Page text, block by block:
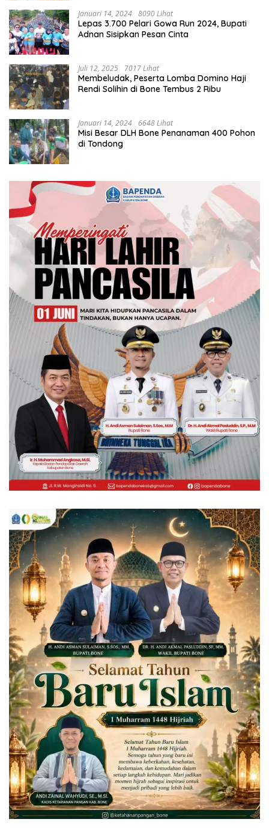
Januari 14, 2024 8090 Lihat
Lepas 3.700 Pelari Gowa Run 2024, Bupati
Adnan Sisipkan Pesan Cinta
Juli 12, 2025 7017 Lihat
Membeludak, Peserta Lomba Domino Haji
Rendi Solihin di Bone Tembus 2 Ribu
Januari 14, 2024 6648 Lihat
Misi Besar DLH Bone Penanaman 400 Pohon
di Tondong